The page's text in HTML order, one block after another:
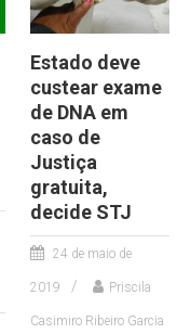
Estado deve
custear exame
de DNA em
caso de
Justiça
gratuita,
decide STJ
24 de maio de
2019 Priscila
Casimiro Ribeiro Garcia